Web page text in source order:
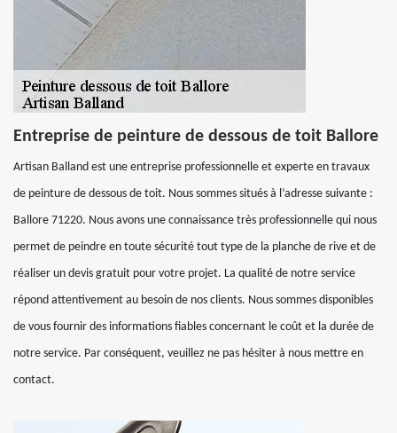
Entreprise de peinture de dessous de toit Ballore
Artisan Balland est une entreprise professionnelle et experte en travaux
de peinture de dessous de toit. Nous sommes situés à l’adresse suivante :
Ballore 71220. Nous avons une connaissance très professionnelle qui nous
permet de peindre en toute sécurité tout type de la planche de rive et de
réaliser un devis gratuit pour votre projet. La qualité de notre service
répond attentivement au besoin de nos clients. Nous sommes disponibles
de vous fournir des informations fiables concernant le coût et la durée de
notre service. Par conséquent, veuillez ne pas hésiter à nous mettre en
contact.